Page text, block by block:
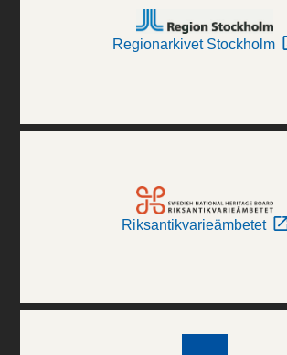
Regionarkivet Stockholm
Riksantikvarieämbetet